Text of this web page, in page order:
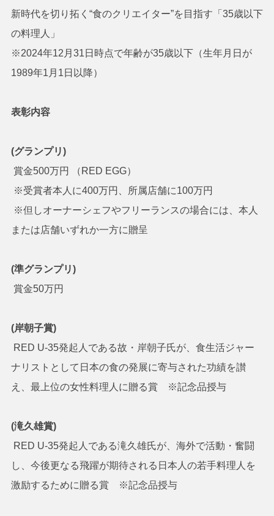
新時代を切り拓く“食のクリエイター”を目指す「35歳以下
の料理人」
※2024年12月31日時点で年齢が35歳以下（生年月日が
1989年1月1日以降）
表彰内容
(グランプリ)
賞金500万円 （RED EGG）
※受賞者本人に400万円、所属店舗に100万円
※但しオーナーシェフやフリーランスの場合には、本人
または店舗いずれか一方に贈呈
(準グランプリ)
賞金50万円
(岸朝子賞)
RED U-35発起人である故・岸朝子氏が、食生活ジャー
ナリストとして日本の食の発展に寄与された功績を讃
え、最上位の女性料理人に贈る賞 ※記念品授与
(滝久雄賞)
RED U-35発起人である滝久雄氏が、海外で活動・奮闘
し、今後更なる飛躍が期待される日本人の若手料理人を
激励するために贈る賞 ※記念品授与